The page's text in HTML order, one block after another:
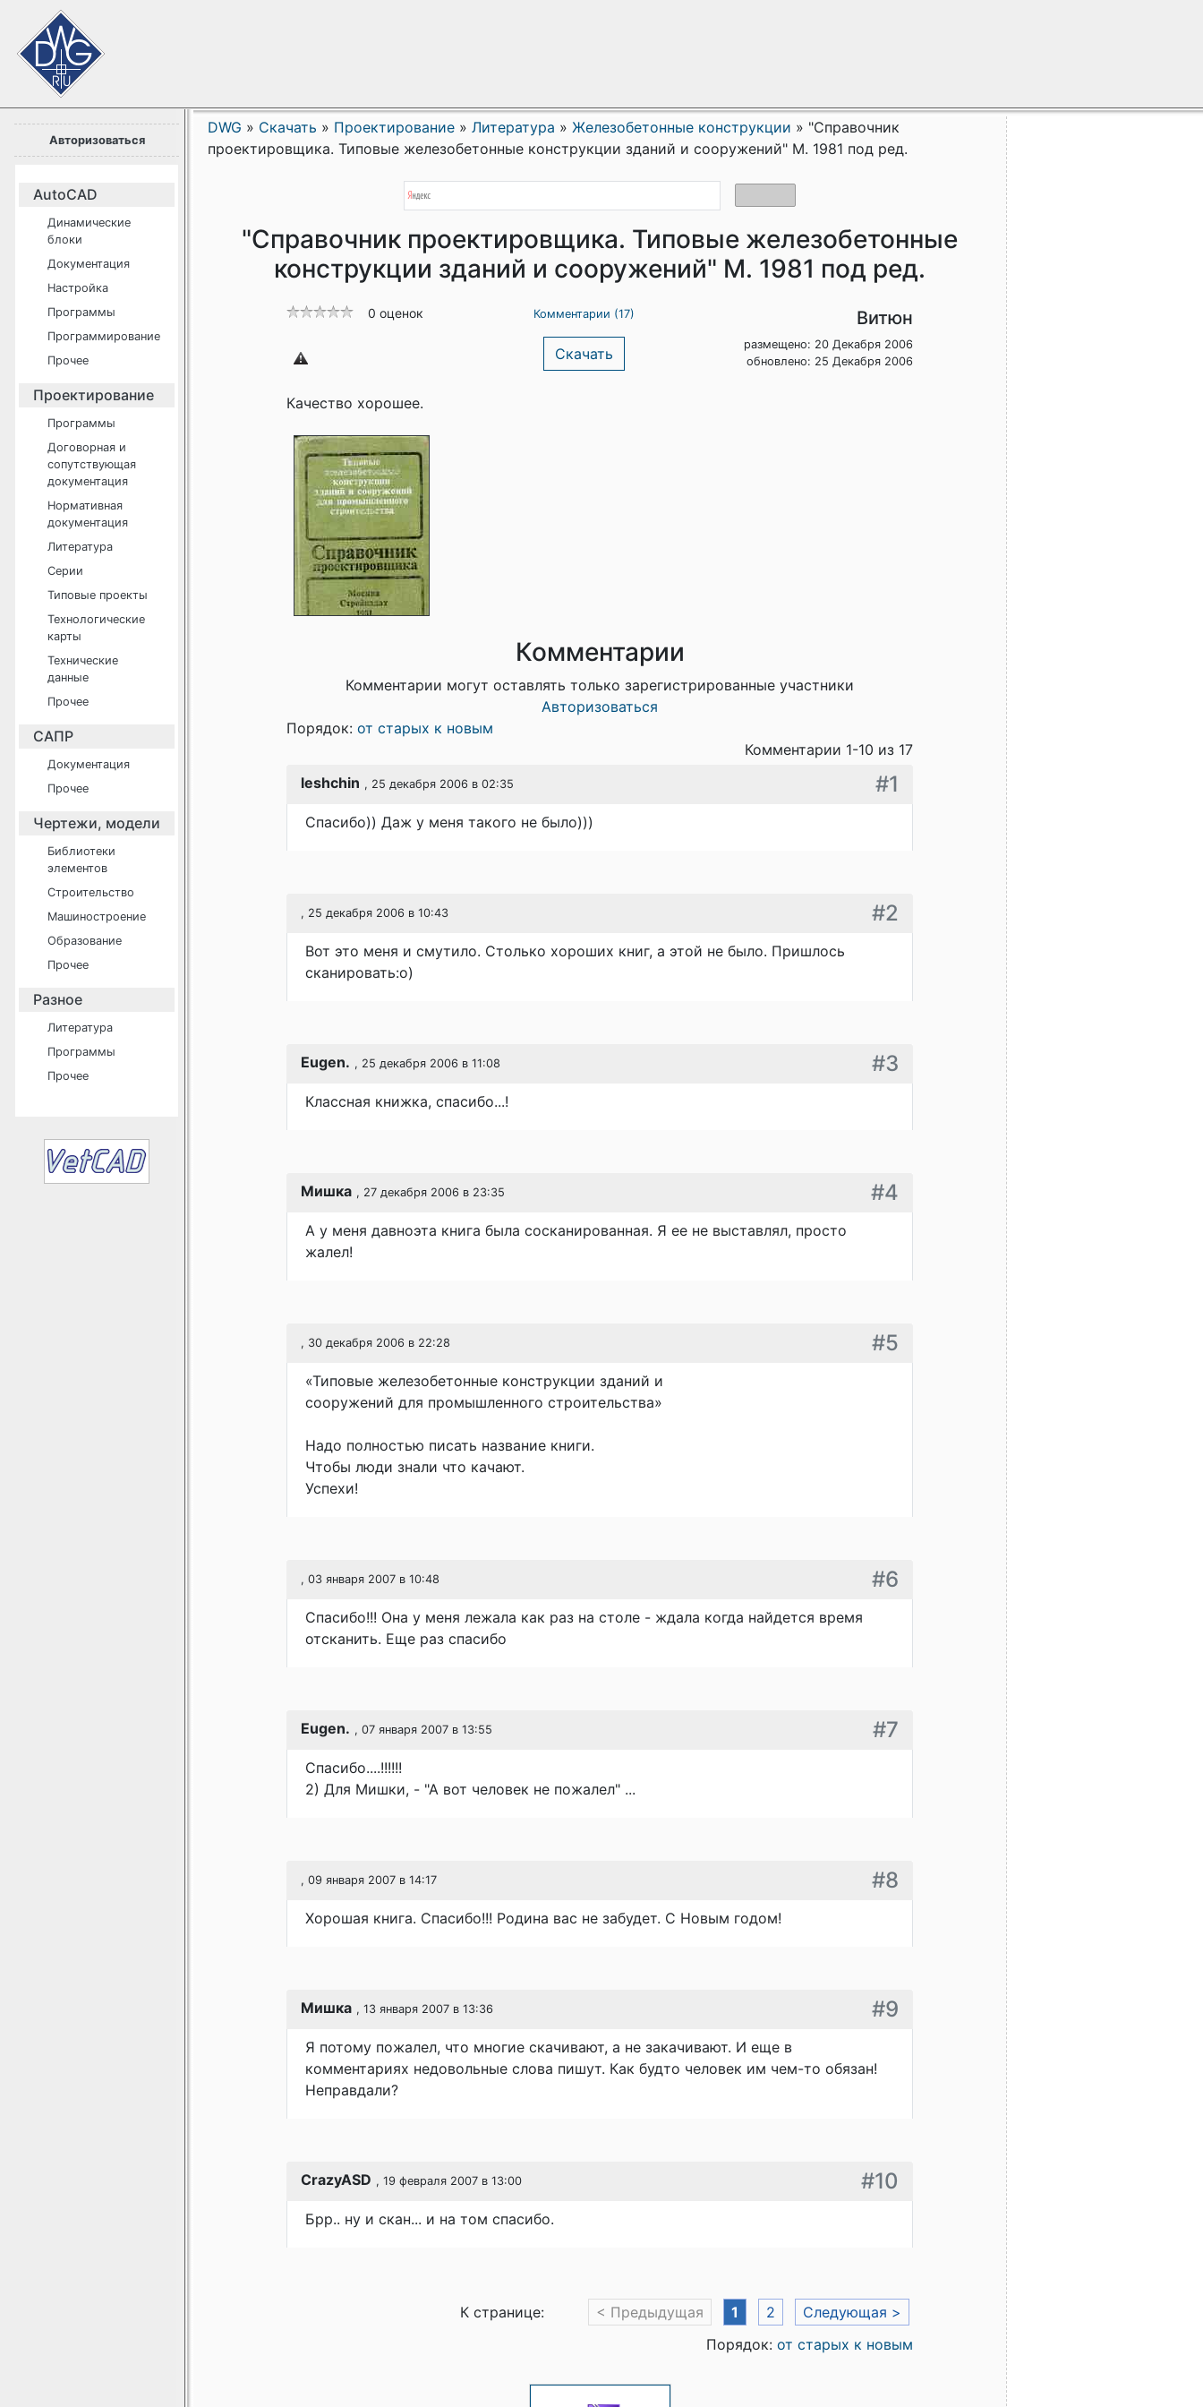
Авторизоваться
AutoCAD
Динамические
блоки
Документация
Настройка
Программы
Программирование
Прочее
Проектирование
Программы
Договорная и
сопутствующая
документация
Нормативная
документация
Литература
Серии
Типовые проекты
Технологические
карты
Технические
данные
Прочее
САПР
Документация
Прочее
Чертежи, модели
Библиотеки
элементов
Строительство
Машиностроение
Образование
Прочее
Разное
Литература
Программы
Прочее
DWG » Скачать » Проектирование » Литература » Железобетонные конструкции » "Справочник
проектировщика. Типовые железобетонные конструкции зданий и сооружений" М. 1981 под ред.
"Справочник проектировщика. Типовые железобетонные
конструкции зданий и сооружений" М. 1981 под ред.
0 оценок Комментарии (17)
Скачать
Витюн
размещено: 20 Декабря 2006
обновлено: 25 Декабря 2006
Качество хорошее.
Комментарии
Комментарии могут оставлять только зарегистрированные участники
Авторизоваться
Порядок: от старых к новым
Комментарии 1-10 из 17
leshchin , 25 декабря 2006 в 02:35 #1
Спасибо)) Даж у меня такого не было)))
, 25 декабря 2006 в 10:43 #2
Вот это меня и смутило. Столько хороших книг, а этой не было. Пришлось
сканировать:о)
Eugen. , 25 декабря 2006 в 11:08 #3
Классная книжка, спасибо...!
Мишка , 27 декабря 2006 в 23:35 #4
А у меня давноэта книга была сосканированная. Я ее не выставлял, просто
жалел!
, 30 декабря 2006 в 22:28 #5
«Типовые железобетонные конструкции зданий и
сооружений для промышленного строительства»
Надо полностью писать название книги.
Чтобы люди знали что качают.
Успехи!
, 03 января 2007 в 10:48 #6
Спасибо!!! Она у меня лежала как раз на столе - ждала когда найдется время
отсканить. Еще раз спасибо
Eugen. , 07 января 2007 в 13:55 #7
Спасибо....!!!!!!
2) Для Мишки, - "А вот человек не пожалел" ...
, 09 января 2007 в 14:17 #8
Хорошая книга. Спасибо!!! Родина вас не забудет. С Новым годом!
Мишка , 13 января 2007 в 13:36 #9
Я потому пожалел, что многие скачивают, а не закачивают. И еще в
комментариях недовольные слова пишут. Как будто человек им чем-то обязан!
Неправдали?
CrazyASD , 19 февраля 2007 в 13:00 #10
Брр.. ну и скан... и на том спасибо.
К странице: < Предыдущая 1 2
Следующая >
Порядок: от старых к новым